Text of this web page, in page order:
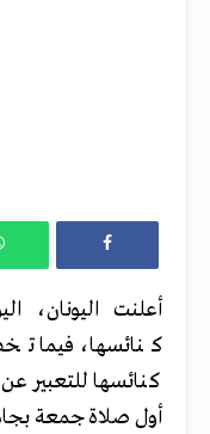
أعلنت اليونان،
كنائسها، فيما
كنائسها للتعبير
أول صلاة جمعة